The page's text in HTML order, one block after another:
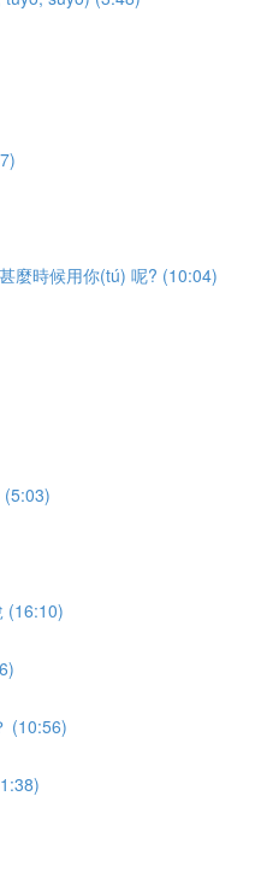
麼時候用你(tú) 呢? (10:04)
(5:03)
(16:10)
(10:56)